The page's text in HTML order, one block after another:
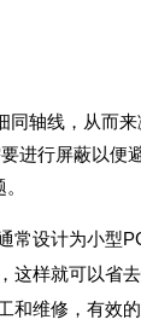
轴线，从而
进行屏蔽以便
设计为小型
样就可以省
维修，有效